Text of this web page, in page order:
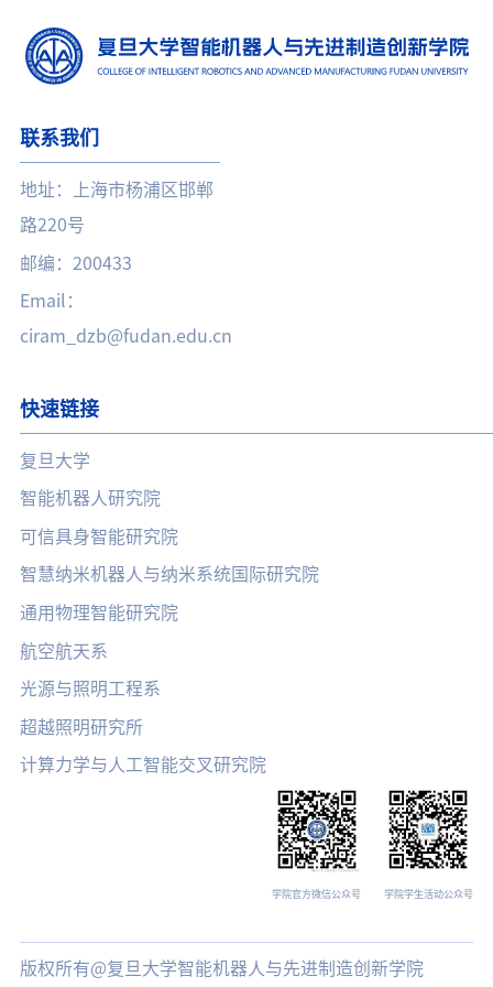
联系我们
地址：上海市杨浦区邯郸
路220号
邮编：200433
Email：
ciram_dzb@fudan.edu.cn
快速链接
复旦大学
智能机器人研究院
可信具身智能研究院
智慧纳米机器人与纳米系统国际研究院
通用物理智能研究院
航空航天系
光源与照明工程系
超越照明研究所
计算力学与人工智能交叉研究院
学院官方微信公众号 学院学生活动公众号
版权所有@复旦大学智能机器人与先进制造创新学院